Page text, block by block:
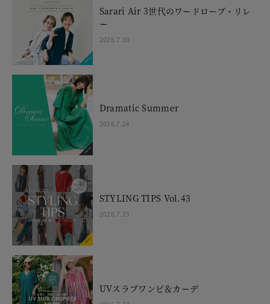
Sarari Air 3世代のワードローブ・リレ
ー
2026.7.30
Dramatic Summer
2026.7.24
STYLING TIPS Vol.43
2026.7.23
UVスラブワンピ＆カーデ